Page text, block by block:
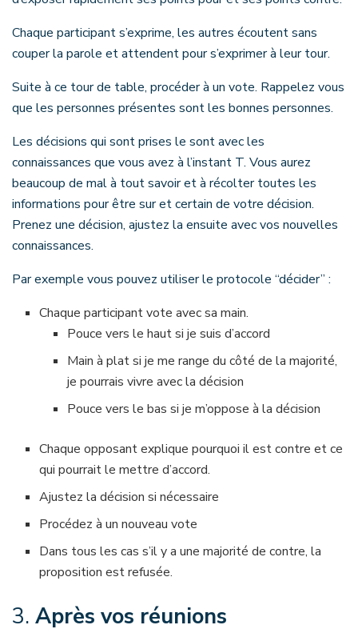
Chaque participant s’exprime, les autres écoutent sans
couper la parole et attendent pour s’exprimer à leur tour.
Suite à ce tour de table, procéder à un vote. Rappelez vous
que les personnes présentes sont les bonnes personnes.
Les décisions qui sont prises le sont avec les
connaissances que vous avez à l’instant T. Vous aurez
beaucoup de mal à tout savoir et à récolter toutes les
informations pour être sur et certain de votre décision.
Prenez une décision, ajustez la ensuite avec vos nouvelles
connaissances.
Par exemple vous pouvez utiliser le protocole “décider” :
Chaque participant vote avec sa main.
Pouce vers le haut si je suis d’accord
Main à plat si je me range du côté de la majorité,
je pourrais vivre avec la décision
Pouce vers le bas si je m’oppose à la décision
Chaque opposant explique pourquoi il est contre et ce
qui pourrait le mettre d’accord.
Ajustez la décision si nécessaire
Procédez à un nouveau vote
Dans tous les cas s’il y a une majorité de contre, la
proposition est refusée.
3. Après vos réunions